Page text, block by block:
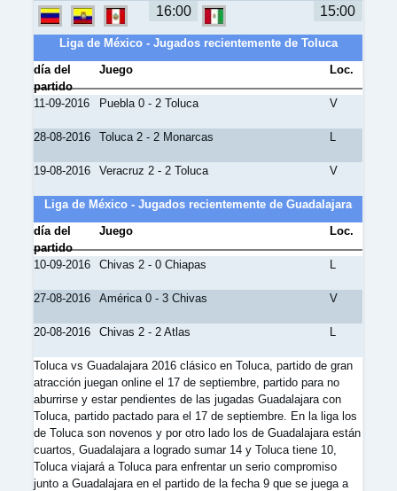
16:00 15:00
Liga de México - Jugados recientemente de Toluca
día del
partido
Juego Loc.
11-09-2016 Puebla 0 - 2 Toluca V
28-08-2016 Toluca 2 - 2 Monarcas L
19-08-2016 Veracruz 2 - 2 Toluca V
Liga de México - Jugados recientemente de Guadalajara
día del
partido
Juego Loc.
10-09-2016 Chivas 2 - 0 Chiapas L
27-08-2016 América 0 - 3 Chivas V
20-08-2016 Chivas 2 - 2 Atlas L
Toluca vs Guadalajara 2016 clásico en Toluca, partido de gran
atracción juegan online el 17 de septiembre, partido para no
aburrirse y estar pendientes de las jugadas Guadalajara con
Toluca, partido pactado para el 17 de septiembre. En la liga los
de Toluca son novenos y por otro lado los de Guadalajara están
cuartos, Guadalajara a logrado sumar 14 y Toluca tiene 10,
Toluca viajará a Toluca para enfrentar un serio compromiso
junto a Guadalajara en el partido de la fecha 9 que se juega a